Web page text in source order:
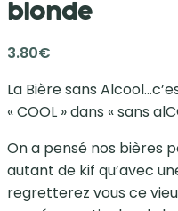
blonde
3.80€
La Bière sans
« COOL » dans « sans
On a pensé nos bières
autant de kif qu’avec
regretterez vous ce